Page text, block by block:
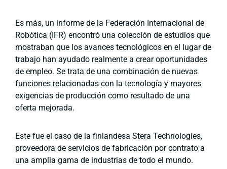
Es más, un informe de la Federación Internacional de
Robótica (IFR) encontró una colección de estudios que
mostraban que los avances tecnológicos en el lugar de
trabajo han ayudado realmente a crear oportunidades
de empleo. Se trata de una combinación de nuevas
funciones relacionadas con la tecnología y mayores
exigencias de producción como resultado de una
oferta mejorada.
Este fue el caso de la finlandesa Stera Technologies,
proveedora de servicios de fabricación por contrato a
una amplia gama de industrias de todo el mundo.